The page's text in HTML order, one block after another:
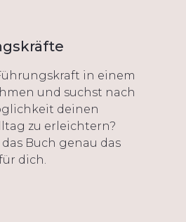
in einem
und suchst nach
deinen
zu erleichtern?
Buch genau das
dich.